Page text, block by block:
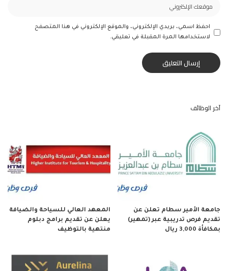
احفظ اسمي، بريدي الإلكتروني، والموقع الإلكتروني في هذا المتصفح
لاستخدامها المرة المقبلة في تعليقي.
آخر الوظائف
جامعة الأمير سطام تعلن عن
تقديم فرص تدريبية عبر (تمهير)
بمكافأة 3,000 ريال
المعهد العالي للسياحة والضيافة
يعلن عن تقديم برامج دبلوم
منتهية بالتوظيف